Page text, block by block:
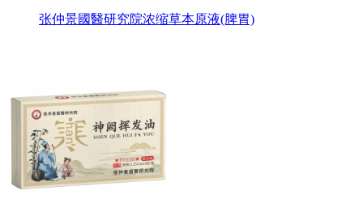
张仲景國醫研究院浓缩草本原液(脾胃)